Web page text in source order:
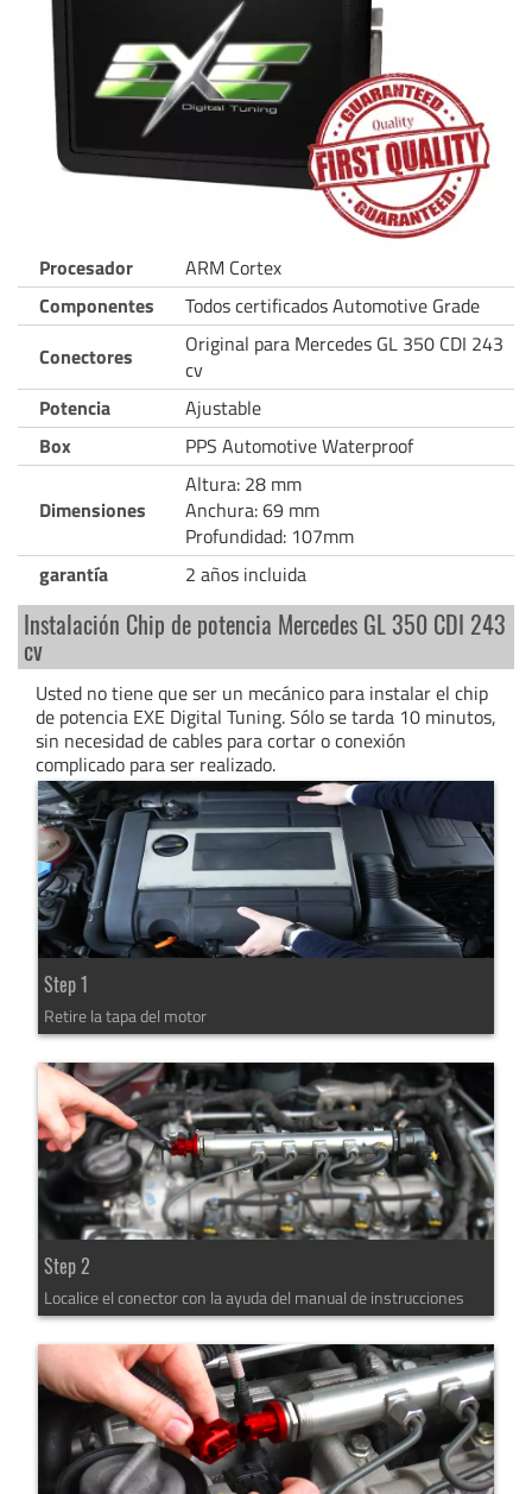
Procesador
ARM Cortex
Componentes
Todos certificados Automotive Grade
Conectores
Original para Mercedes GL 350 CDI 243
cv
Potencia
Ajustable
Box
PPS Automotive Waterproof
Dimensiones
Altura: 28 mm
Anchura: 69 mm
Profundidad: 107mm
garantía
2 años incluida
Instalación Chip de potencia Mercedes GL 350 CDI 243
cv
Usted no tiene que ser un mecánico para instalar el chip
de potencia EXE Digital Tuning. Sólo se tarda 10 minutos,
sin necesidad de cables para cortar o conexión
complicado para ser realizado.
Step 1
Retire la tapa del motor
Step 2
Localice el conector con la ayuda del manual de instrucciones